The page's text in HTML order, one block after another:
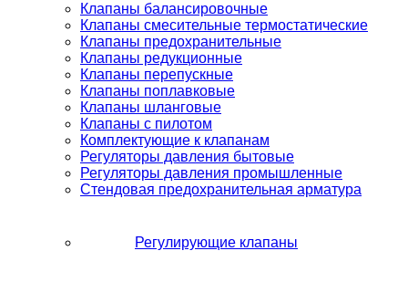
Клапаны балансировочные
Клапаны смесительные термостатические
Клапаны предохранительные
Клапаны редукционные
Клапаны перепускные
Клапаны поплавковые
Клапаны шланговые
Клапаны с пилотом
Комплектующие к клапанам
Регуляторы давления бытовые
Регуляторы давления промышленные
Стендовая предохранительная арматура
Регулирующие клапаны